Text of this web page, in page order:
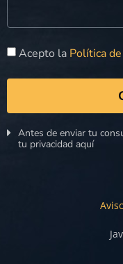
Acepto la Política
Antes de enviar tu
tu privacidad aquí